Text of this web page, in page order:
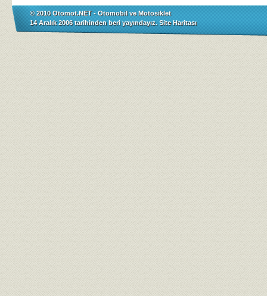
© 2010Otomot.NET- Otomobil ve Motosiklet
14 Aralık 2006 tarihinden beri yayındayız. Site Haritası